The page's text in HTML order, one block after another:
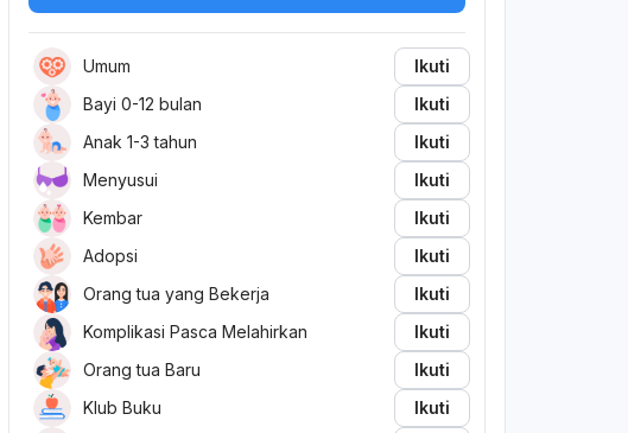
Umum
Ikuti
Bayi 0-12 bulan
Ikuti
Anak 1-3 tahun
Ikuti
Menyusui
Ikuti
Kembar
Ikuti
Adopsi
Ikuti
Orang tua yang Bekerja
Ikuti
Komplikasi Pasca Melahirkan
Ikuti
Orang tua Baru
Ikuti
Klub Buku
Ikuti